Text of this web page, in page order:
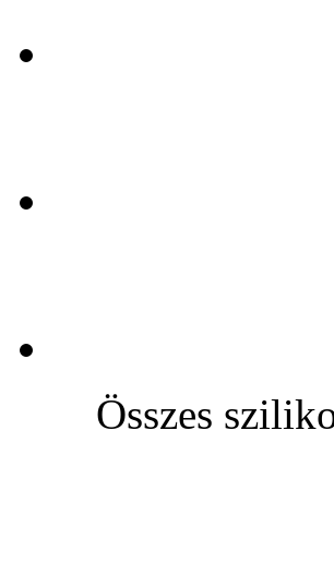
Összes